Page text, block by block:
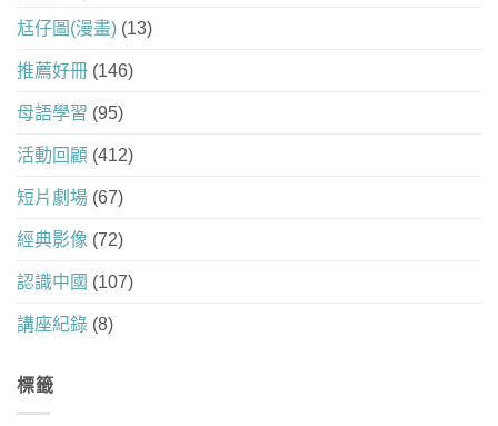
尪仔圖(漫畫) (13)
推薦好冊 (146)
母語學習 (95)
活動回顧 (412)
短片劇場 (67)
經典影像 (72)
認識中國 (107)
講座紀錄 (8)
標籤